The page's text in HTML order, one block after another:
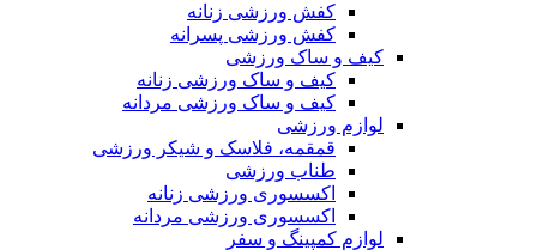
کفش ورزشی زنانه
کفش ورزشی پسرانه
کیف و ساک ورزشی
کیف و ساک ورزشی زنانه
کیف و ساک ورزشی مردانه
لوازم ورزشی
قمقمه، فلاسک و شیکر ورزشی
طناب ورزشی
اکسسوری ورزشی زنانه
اکسسوری ورزشی مردانه
لوازم کمپینگ و سفر